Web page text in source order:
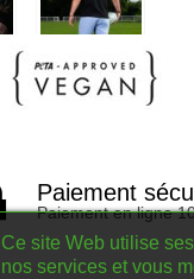
Paiement
Paiement en ligne
Ce site Web utilise
nos services et vous